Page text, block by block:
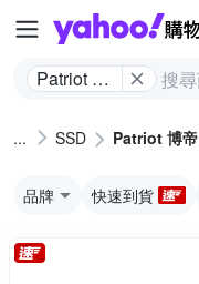
Patriot 博
SSD Patriot 博帝
品牌 快速到貨